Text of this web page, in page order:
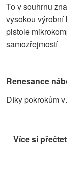
To v souhrnu
vysokou výrobní
pistole
samozřejmostí
Renesance
Díky pokrokům
Více si